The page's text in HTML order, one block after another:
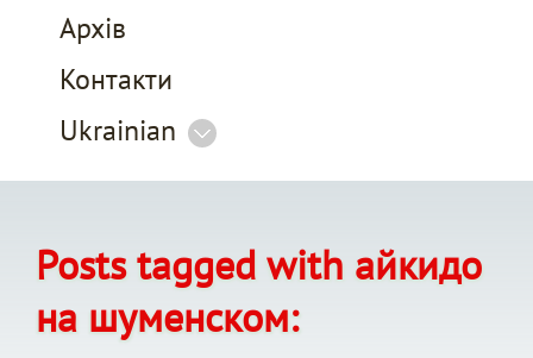
Архів
Контакти
Ukrainian
Posts tagged with айкидо
на шуменском: